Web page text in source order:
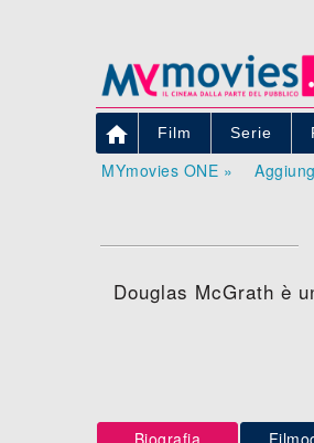
 Film Serie
MYmovies ONE »
Douglas McGrath è
Biografia